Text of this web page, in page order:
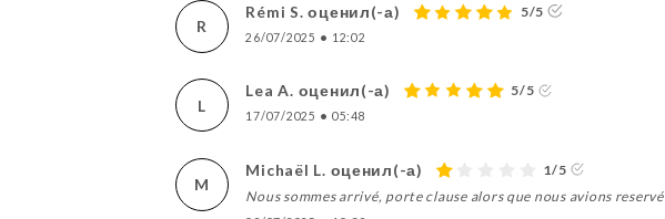
R
Rémi S. оценил(-а) 5/5
26/07/2025 • 12:02
L
Lea A. оценил(-а) 5/5
17/07/2025 • 05:48
M
Michaël L. оценил(-а)
1/5
Nous sommes arrivé, porte clause alors que nous avions reservé